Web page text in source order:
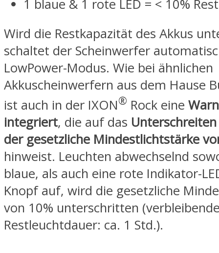
1 blaue & 1 rote LED = < 10%
Wird die Restkapazität des Akkus
schaltet der Scheinwerfer
LowPower-Modus. Wie bei ähnlichen
Akkuscheinwerfern aus dem Hause
ist auch in der IXON® Rock eine
integriert, die auf das Unterschreiten
der gesetzliche Mindestlichtstärke
hinweist. Leuchten abwechselnd
blaue, als auch eine rote Indikator-
Knopf auf, wird die gesetzliche
von 10% unterschritten
Restleuchtdauer: ca. 1 Std.).